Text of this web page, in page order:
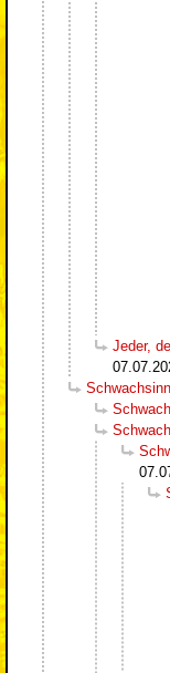
Jeder,
Schwachsinn